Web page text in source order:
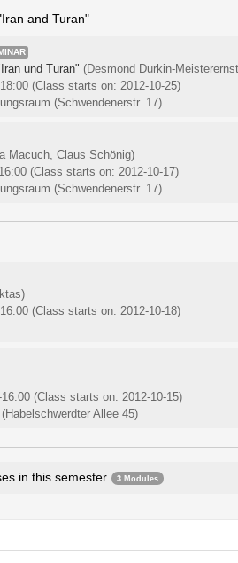
and Turan"
und Turan" (Desmond Durkin-
(Class starts on: 2012-10-25)
(Schwendenerstr. 17)
Macuch, Claus Schönig)
(Class starts on: 2012-10-17)
(Schwendenerstr. 17)
(Class starts on: 2012-10-18)
(Class starts on: 2012-10-15)
Allee 45)
in this semester 3 Modules
341bA3.1